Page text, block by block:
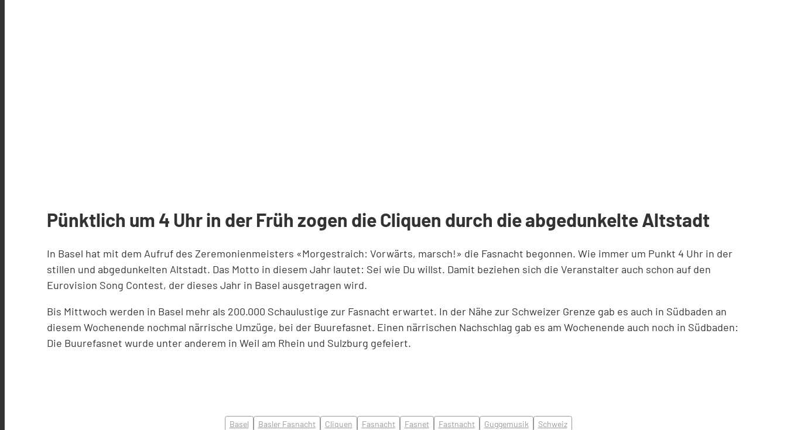
Pünktlich um 4 Uhr in der Früh zogen die Cliquen durch die abgedunkelte Altstadt
In Basel hat mit dem Aufruf des Zeremonienmeisters «Morgestraich: Vorwärts, marsch!» die Fasnacht begonnen. Wie immer um Punkt 4 Uhr in der
stillen und abgedunkelten Altstadt. Das Motto in diesem Jahr lautet: Sei wie Du willst. Damit beziehen sich die Veranstalter auch schon auf den
Eurovision Song Contest, der dieses Jahr in Basel ausgetragen wird.
Bis Mittwoch werden in Basel mehr als 200.000 Schaulustige zur Fasnacht erwartet. In der Nähe zur Schweizer Grenze gab es auch in Südbaden an
diesem Wochenende nochmal närrische Umzüge, bei der Buurefasnet. Einen närrischen Nachschlag gab es am Wochenende auch noch in Südbaden:
Die Buurefasnet wurde unter anderem in Weil am Rhein und Sulzburg gefeiert.
Basel Basler Fasnacht Cliquen Fasnacht Fasnet Fastnacht Guggemusik Schweiz